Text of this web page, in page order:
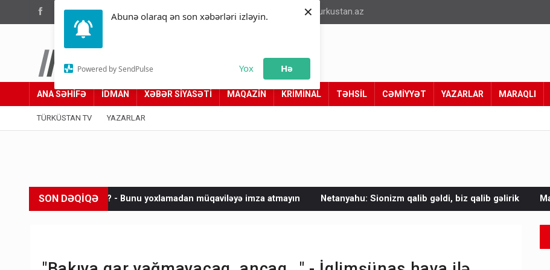
Abunə olaraq ən son xəbərləri izləyin.
Powered by SendPulse Yox Hə
×
(012) 449 94 05 info@turkustan.az
Türküstan.az
Adımız yolumuzdur
ANA SƏHİFƏ İDMAN XƏBƏR SİYASƏTİ MAQAZİN KRİMİNAL TƏHSİL CƏMİYYƏT YAZARLAR MARAQLI
TÜRKÜSTAN TV YAZARLAR
SON DƏQİQƏ
- Bunu yoxlamadan müqaviləyə imza atmayın Netanyahu: Sionizm qalib gəldi, biz qalib gəlirik Mal əti bahalaşıb -